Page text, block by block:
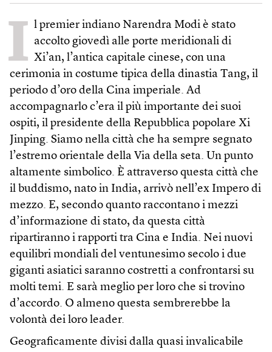
I l premier indiano Narendra Modi è stato
accolto giovedì alle porte meridionali di
Xi’an, l’antica capitale cinese, con una
cerimonia in costume tipica della dinastia Tang, il
periodo d’oro della Cina imperiale. Ad
accompagnarlo c’era il più importante dei suoi
ospiti, il presidente della Repubblica popolare Xi
Jinping. Siamo nella città che ha sempre segnato
l’estremo orientale della Via della seta. Un punto
altamente simbolico. È attraverso questa città che
il buddismo, nato in India, arrivò nell’ex Impero di
mezzo. E, secondo quanto raccontano i mezzi
d’informazione di stato, da questa città
ripartiranno i rapporti tra Cina e India. Nei nuovi
equilibri mondiali del ventunesimo secolo i due
giganti asiatici saranno costretti a confrontarsi su
molti temi. E sarà meglio per loro che si trovino
d’accordo. O almeno questa sembrerebbe la
volontà dei loro leader.
Geograficamente divisi dalla quasi invalicabile